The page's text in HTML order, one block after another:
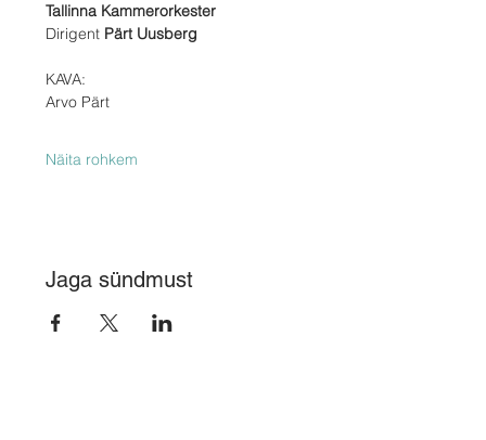
Tallinna Kammerorkester
Dirigent Pärt Uusberg
KAVA:
Arvo Pärt
Näita rohkem
Jaga sündmust